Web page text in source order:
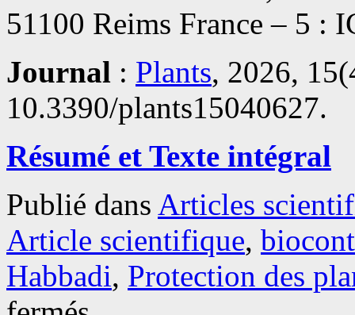
51100 Reims France – 5 :
Journal : Plants, 2026,
10.3390/plants15040627.
Résumé et Texte intégral
Publié dans Articles
Article scientifique,
Habbadi, Protection des